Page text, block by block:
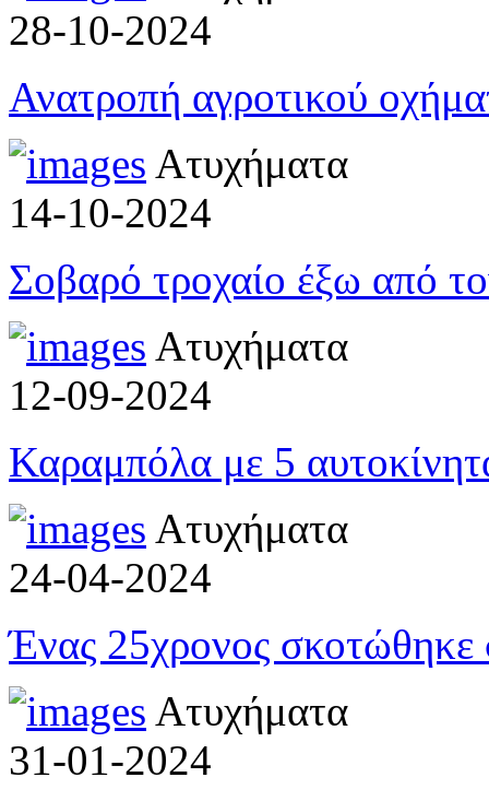
28-10-2024
Ανατροπή αγροτικού
Ατυχήματα
14-10-2024
Σοβαρό τροχαίο έξω από
Ατυχήματα
12-09-2024
Καραμπόλα με 5
Ατυχήματα
24-04-2024
Ένας 25χρονος
Ατυχήματα
31-01-2024